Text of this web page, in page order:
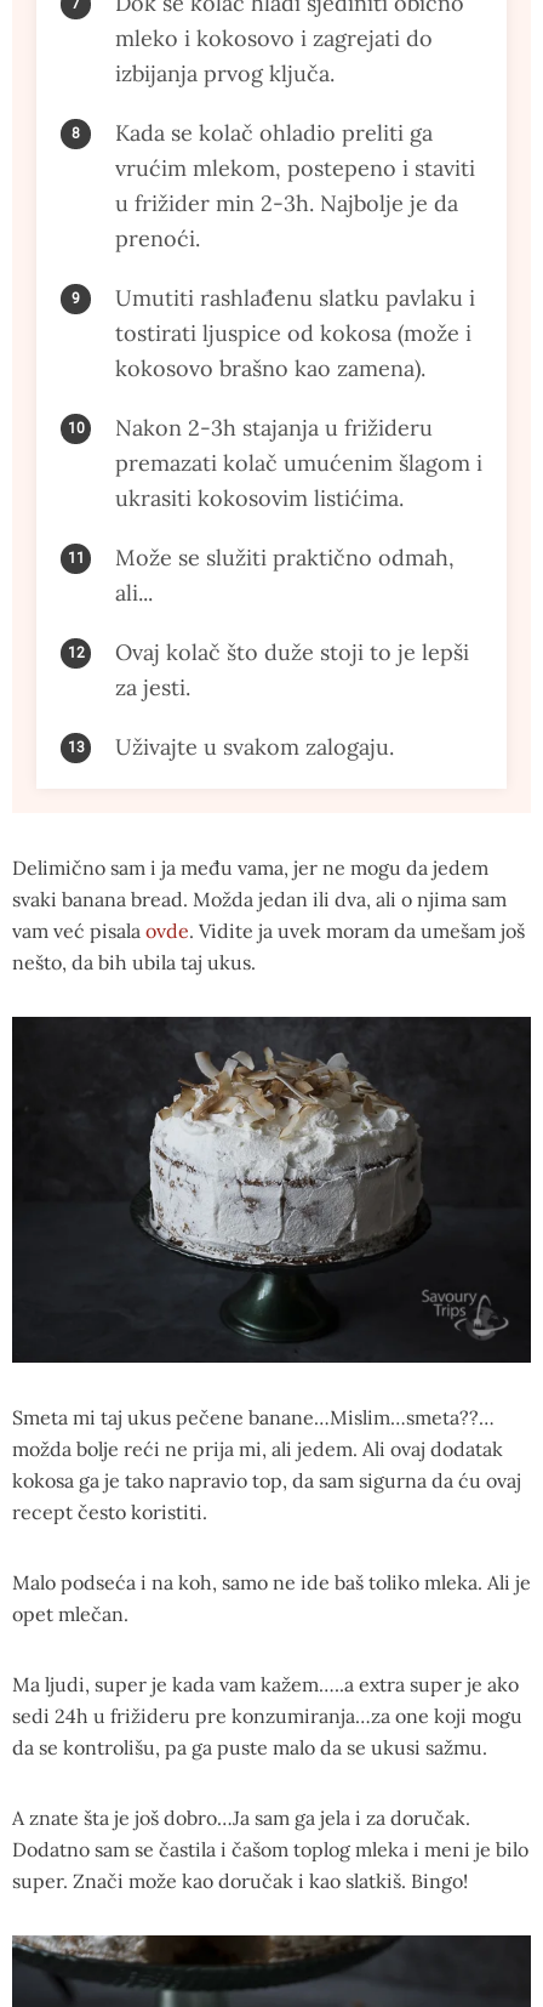
mleko i kokosovo i zagrejati do
izbijanja prvog ključa.
Kada se kolač ohladio preliti ga
vrućim mlekom, postepeno i staviti
u frižider min 2-3h. Najbolje je da
prenoći.
Umutiti rashlađenu slatku pavlaku i
tostirati ljuspice od kokosa (može i
kokosovo brašno kao zamena).
Nakon 2-3h stajanja u frižideru
premazati kolač umućenim šlagom i
ukrasiti kokosovim listićima.
Može se služiti praktično odmah,
ali...
Ovaj kolač što duže stoji to je lepši
za jesti.
Uživajte u svakom zalogaju.
Delimično sam i ja među vama, jer ne mogu da jedem
svaki banana bread. Možda jedan ili dva, ali o njima sam
vam već pisala ovde. Vidite ja uvek moram da umešam još
nešto, da bih ubila taj ukus.
Smeta mi taj ukus pečene banane…Mislim…smeta??…
možda bolje reći ne prija mi, ali jedem. Ali ovaj dodatak
kokosa ga je tako napravio top, da sam sigurna da ću ovaj
recept često koristiti.
Malo podseća i na koh, samo ne ide baš toliko mleka. Ali je
opet mlečan.
Ma ljudi, super je kada vam kažem…..a extra super je ako
sedi 24h u frižideru pre konzumiranja…za one koji mogu
da se kontrolišu, pa ga puste malo da se ukusi sažmu.
A znate šta je još dobro…Ja sam ga jela i za doručak.
Dodatno sam se častila i čašom toplog mleka i meni je bilo
super. Znači može kao doručak i kao slatkiš. Bingo!